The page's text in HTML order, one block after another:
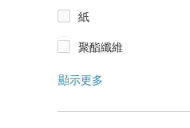
紙
聚酯纖維
顯示更多